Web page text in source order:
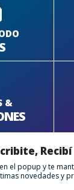
&
el popup y te
novedades y